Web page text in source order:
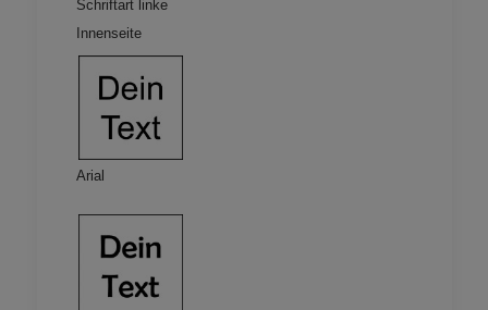
Schriftart linke
Innenseite
Arial